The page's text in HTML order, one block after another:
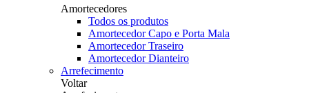
Amortecedores
Todos os produtos
Amortecedor Capo e Porta Mala
Amortecedor Traseiro
Amortecedor Dianteiro
Arrefecimento
Voltar